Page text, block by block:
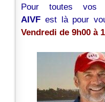
Pour toutes vos
AIVF est là pour
Vendredi de 9h00 à